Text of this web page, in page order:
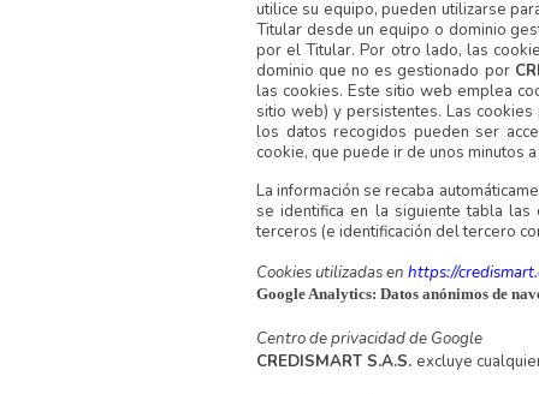
utilice su equipo, pueden utilizarse
Titular desde un equipo o dominio
por el Titular. Por otro lado, las
dominio que no es gestionado por
las cookies. Este sitio web emplea
sitio web) y persistentes. Las
los datos recogidos pueden ser
cookie, que puede ir de unos minutos
La información se recaba
se identifica en la siguiente tabla
terceros (e identificación del tercero
Cookies utilizadas en https://
Google Analytics: Datos anónimos de
Centro de privacidad de Google
CREDISMART S.A.S. excluye